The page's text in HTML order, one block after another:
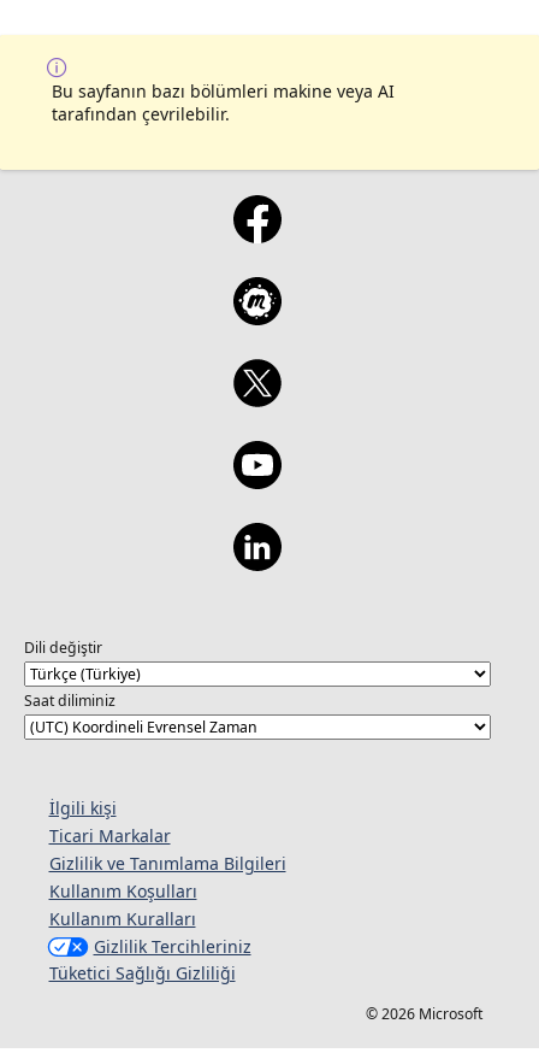
Bu sayfanın bazı bölümleri makine veya AI
tarafından çevrilebilir.
Dili değiştir
Saat diliminiz
İlgili kişi
Ticari Markalar
Gizlilik ve Tanımlama Bilgileri
Kullanım Koşulları
Kullanım Kuralları
Gizlilik Tercihleriniz
Tüketici Sağlığı Gizliliği
© 2026 Microsoft